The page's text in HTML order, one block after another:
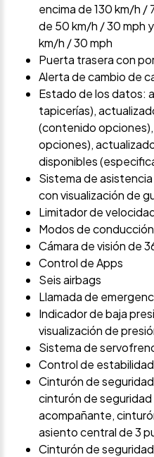
encima de 130 km/h /
de 50 km/h / 30 mph
km/h / 30 mph
Puerta trasera con
Alerta de cambio de
Estado de los datos:
tapicerías),
(contenido
opciones),
disponibles
Sistema de
con visualización de
Limitador de
Modos de
Cámara de visión de
Control de Apps
Seis airbags
Llamada de
Indicador de baja
visualización de
Sistema de
Control de estabilidad
Cinturón de
cinturón de
acompañante,
asiento central de 3
Cinturón de